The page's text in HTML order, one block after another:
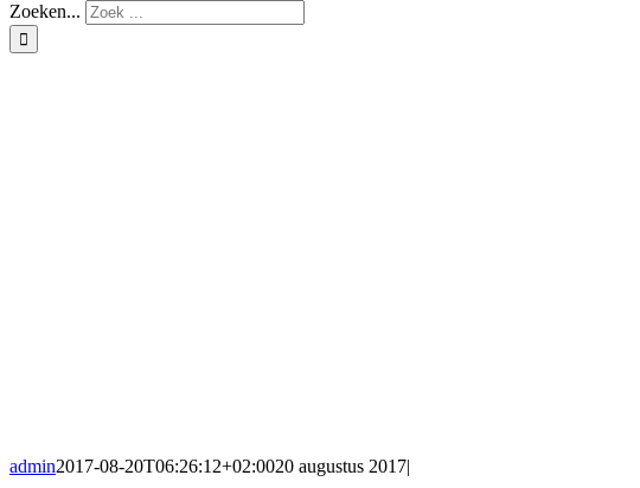
Zoeken...
admin2017-08-20T06:26:12+02:0020 augustus 2017|